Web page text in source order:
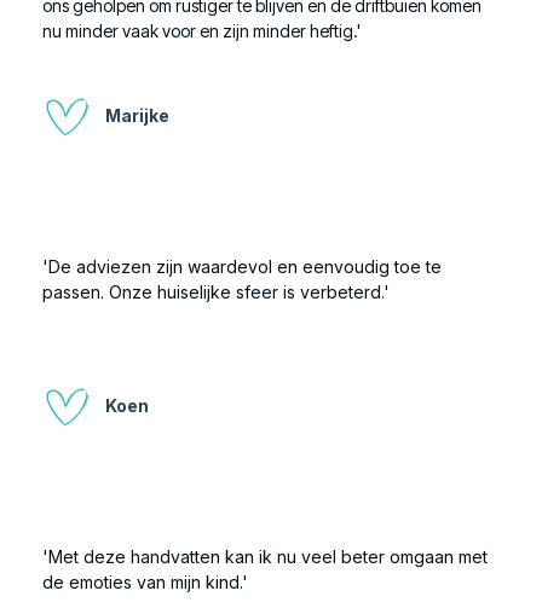
ons geholpen om rustiger te blijven en de driftbuien komen
nu minder vaak voor en zijn minder heftig.'
Marijke
'De adviezen zijn waardevol en eenvoudig toe te
passen. Onze huiselijke sfeer is verbeterd.'
Koen
'Met deze handvatten kan ik nu veel beter omgaan met
de emoties van mijn kind.'